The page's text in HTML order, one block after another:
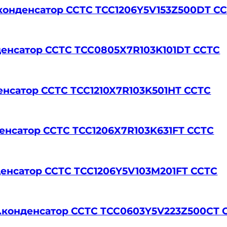
CCTC TCC1206Y5V153Z500DT
CCTC TCC0805X7R103K101DT CCTC
CCTC TCC1210X7R103K501HT CCTC
CCTC TCC1206X7R103K631FT CCTC
CCTC TCC1206Y5V103M201FT CCTC
CCTC TCC0603Y5V223Z500CT